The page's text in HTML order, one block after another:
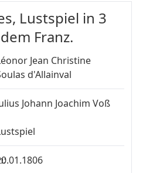
Lustspiel in 3
Franz.
Jean Christine
d'Allainval
Johann Joachim Voß